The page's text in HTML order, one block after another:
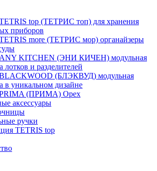
top (ТЕТРИС топ) для хранения
приборов
more (ТЕТРИС мор) органайзеры
KITCHEN (ЭНИ КИЧЕН) модульная
лотков и разделителей
(БЛЭКВУД) модульная
в уникальном дизайне
(ПРИМА) Орех
аксессуары
ручки
TETRIS top